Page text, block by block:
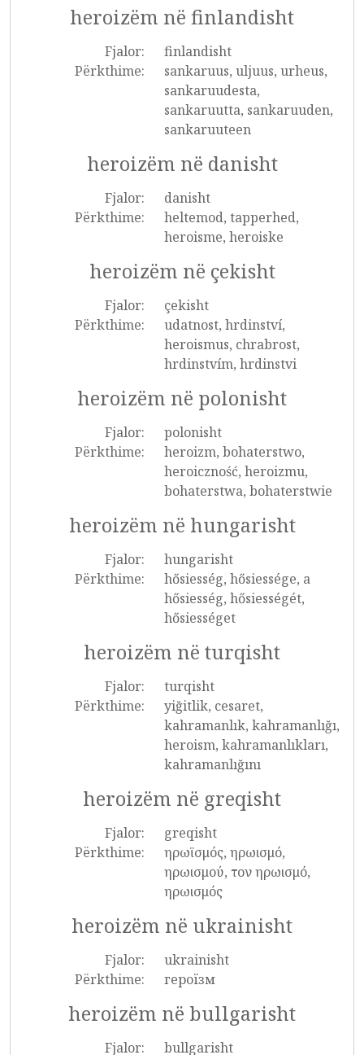
heroizëm në finlandisht
Fjalor:
finlandisht
Përkthime:
sankaruus, uljuus, urheus,
sankaruudesta,
sankaruutta, sankaruuden,
sankaruuteen
heroizëm në danisht
Fjalor:
danisht
Përkthime:
heltemod, tapperhed,
heroisme, heroiske
heroizëm në çekisht
Fjalor:
çekisht
Përkthime:
udatnost, hrdinství,
heroismus, chrabrost,
hrdinstvím, hrdinstvi
heroizëm në polonisht
Fjalor:
polonisht
Përkthime:
heroizm, bohaterstwo,
heroiczność, heroizmu,
bohaterstwa, bohaterstwie
heroizëm në hungarisht
Fjalor:
hungarisht
Përkthime:
hősiesség, hősiessége, a
hősiesség, hősiességét,
hősiességet
heroizëm në turqisht
Fjalor:
turqisht
Përkthime:
yiğitlik, cesaret,
kahramanlık, kahramanlığı,
heroism, kahramanlıkları,
kahramanlığını
heroizëm në greqisht
Fjalor:
greqisht
Përkthime:
ηρωϊσμός, ηρωισμό,
ηρωισμού, τον ηρωισμό,
ηρωισμός
heroizëm në ukrainisht
Fjalor:
ukrainisht
Përkthime:
героїзм
heroizëm në bullgarisht
Fjalor:
bullgarisht